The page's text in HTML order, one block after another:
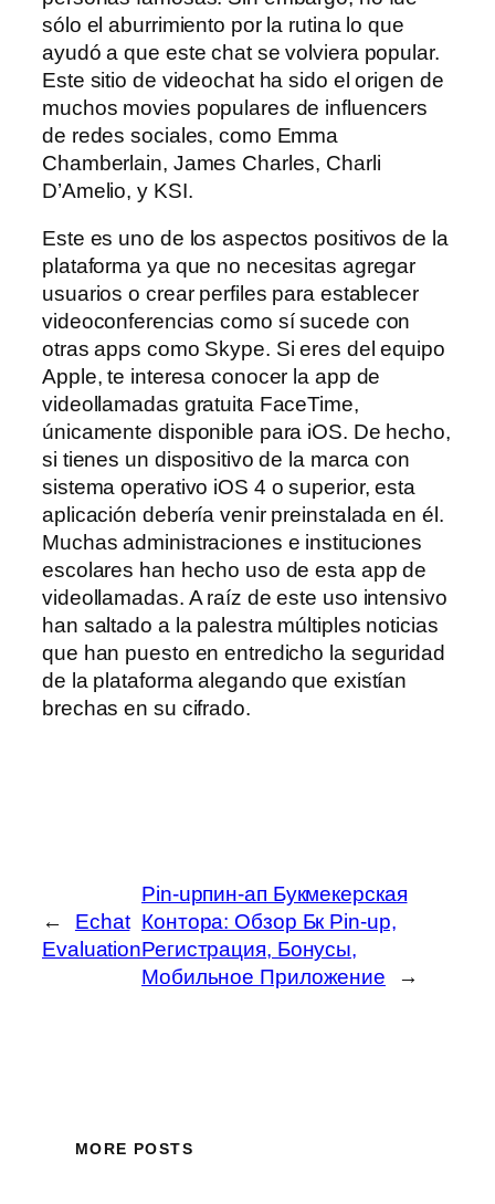
sólo el aburrimiento por la rutina lo que
ayudó a que este chat se volviera popular.
Este sitio de videochat ha sido el origen de
muchos movies populares de influencers
de redes sociales, como Emma
Chamberlain, James Charles, Charli
D’Amelio, y KSI.
Este es uno de los aspectos positivos de la
plataforma ya que no necesitas agregar
usuarios o crear perfiles para establecer
videoconferencias como sí sucede con
otras apps como Skype. Si eres del equipo
Apple, te interesa conocer la app de
videollamadas gratuita FaceTime,
únicamente disponible para iOS. De hecho,
si tienes un dispositivo de la marca con
sistema operativo iOS 4 o superior, esta
aplicación debería venir preinstalada en él.
Muchas administraciones e instituciones
escolares han hecho uso de esta app de
videollamadas. A raíz de este uso intensivo
han saltado a la palestra múltiples noticias
que han puesto en entredicho la seguridad
de la plataforma alegando que existían
brechas en su cifrado.
←
Echat
Evaluation
Pin-upпин-ап Букмекерская
Контора: Обзор Бк Pin-up,
Регистрация, Бонусы,
Мобильное Приложение
→
MORE POSTS